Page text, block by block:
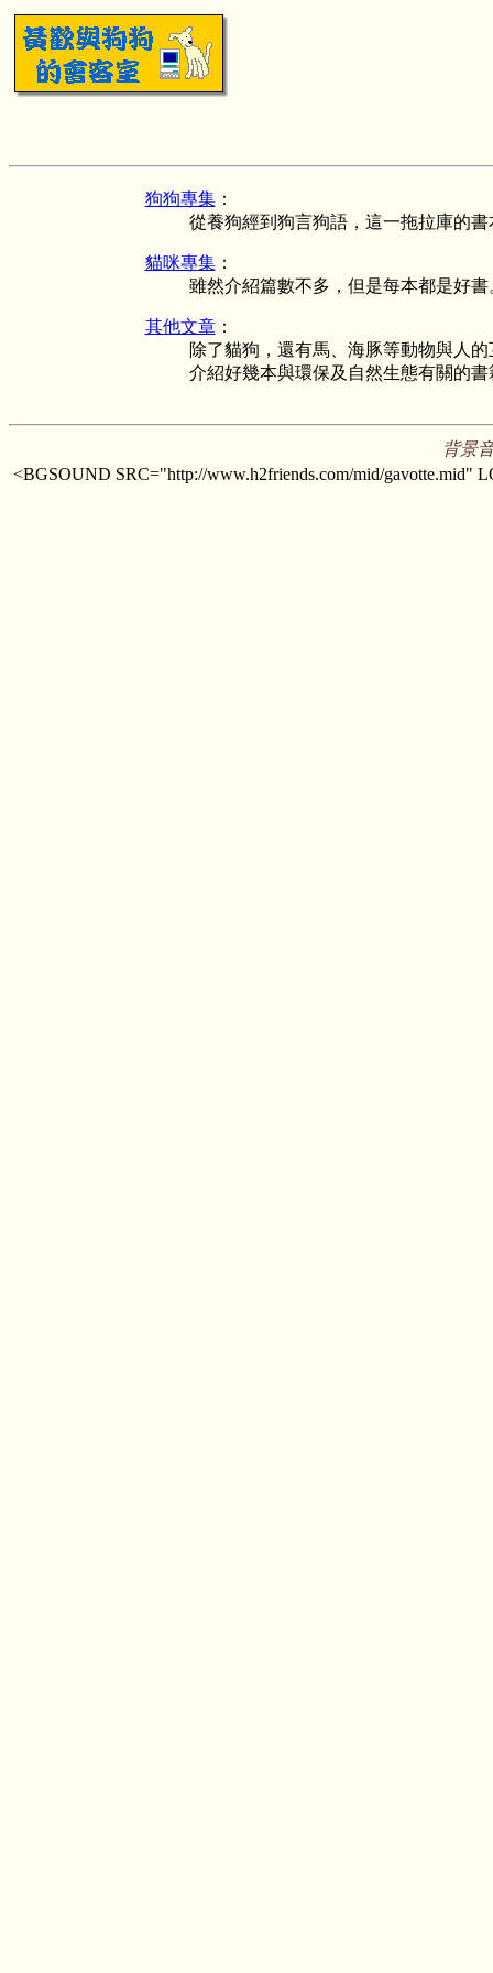
狗狗專集：
從養狗經到狗言狗語，這一拖拉庫的
貓咪專集：
雖然介紹篇數不多，但是每本都是好書
其他文章：
除了貓狗，還有馬、海豚等動物與人
介紹好幾本與環保及自然生態有關的書
背景
<BGSOUND SRC="http://www.h2friends.com/mid/gavotte.mid"